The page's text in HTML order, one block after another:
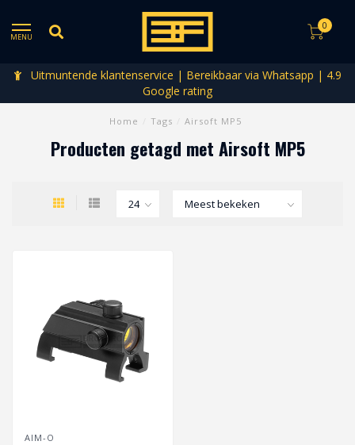
MENU
0
Uitmuntende klantenservice | Bereikbaar via Whatsapp | 4.9
Google rating
Home Tags Airsoft MP5
Producten getagd met Airsoft MP5
AIM-O